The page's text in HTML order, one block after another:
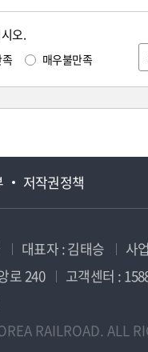
오.
매우불만족
저작권정책
대표자 : 김태승 사
로 240
고객센터 :
RAILROAD. ALL